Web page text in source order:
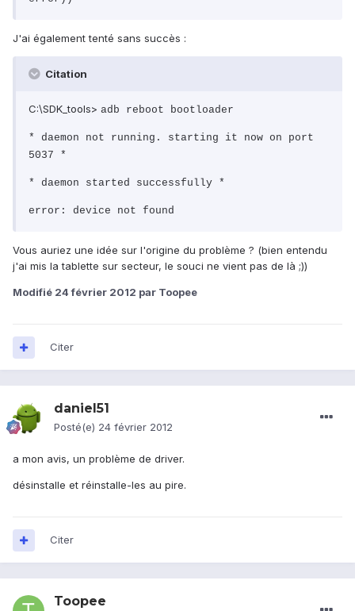
J'ai également tenté sans succès :
Citation
C:\SDK_tools> adb reboot bootloader
* daemon not running. starting it now on port
5037 *
* daemon started successfully *
error: device not found
Vous auriez une idée sur l'origine du problème ? (bien entendu
j'ai mis la tablette sur secteur, le souci ne vient pas de là ;))
Modifié 24 février 2012 par Toopee
Citer
daniel51
Posté(e) 24 février 2012
a mon avis, un problème de driver.
désinstalle et réinstalle-les au pire.
Citer
Toopee